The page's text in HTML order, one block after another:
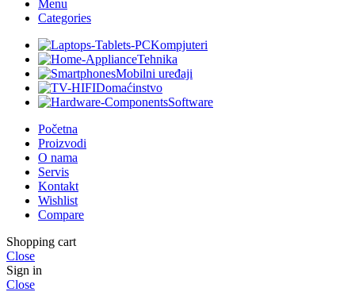
Menu
Categories
Kompjuteri
Tehnika
Mobilni uređaji
Domaćinstvo
Software
Početna
Proizvodi
O nama
Servis
Kontakt
Wishlist
Compare
Shopping cart
Close
Sign in
Close